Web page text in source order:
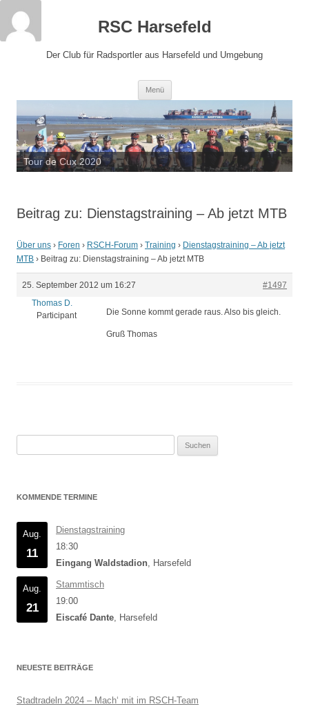
RSC Harsefeld
Der Club für Radsportler aus Harsefeld und Umgebung
Menü
Sauerland 2022 - 15 Jahre RSCH
Tour de Cux 2020
Beitrag zu: Dienstagstraining – Ab jetzt MTB
Über uns › Foren › RSCH-Forum › Training › Dienstagstraining – Ab jetzt
MTB › Beitrag zu: Dienstagstraining – Ab jetzt MTB
25. September 2012 um 16:27
#1497
Thomas D.
Participant
Die Sonne kommt gerade raus. Also bis gleich.
Gruß Thomas
KOMMENDE TERMINE
Aug.
11
Dienstagstraining
18:30
Eingang Waldstadion, Harsefeld
Aug.
21
Stammtisch
19:00
Eiscafé Dante, Harsefeld
NEUESTE BEITRÄGE
Stadtradeln 2024 – Mach‘ mit im RSCH-Team